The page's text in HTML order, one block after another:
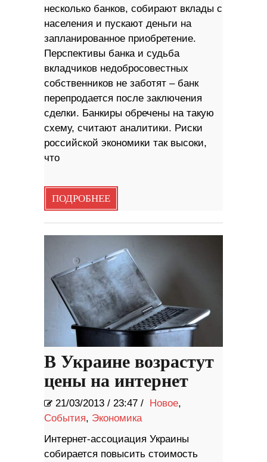
несколько банков, собирают вклады с
населения и пускают деньги на
запланированное приобретение.
Перспективы банка и судьба
вкладчиков недобросовестных
собственников не заботят – банк
перепродается после заключения
сделки. Банкиры обречены на такую
схему, считают аналитики. Риски
российской экономики так высоки,
что
ПОДРОБНЕЕ
В Украине возрастут
цены на интернет
21/03/2013 / 23:47 / Новое,
События, Экономика
Интернет-ассоциация Украины
собирается повысить стоимость